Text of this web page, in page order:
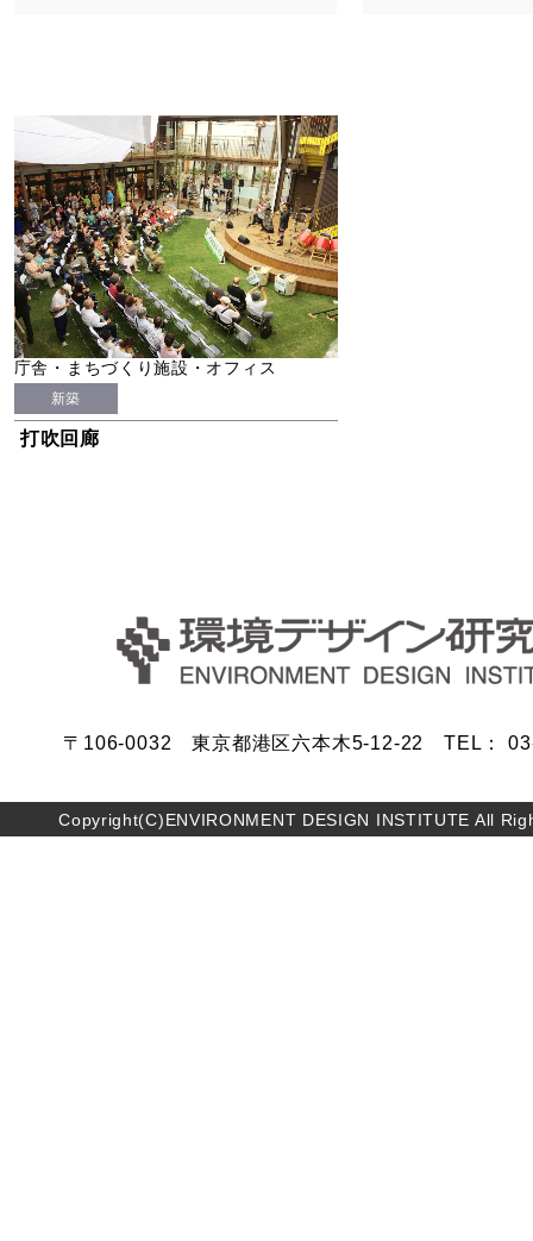
庁舎・まちづくり施設・オフィス
新築
打吹回廊
〒106-0032 東京都港区六本木5-12-22 TEL：
Copyright(C)ENVIRONMENT DESIGN INSTITUTE All